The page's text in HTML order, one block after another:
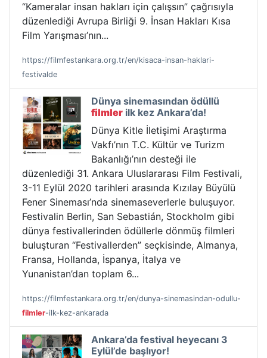
“Kameralar insan hakları için çalışsın” çağrısıyla
düzenlediği Avrupa Birliği 9. İnsan Hakları Kısa
Film Yarışması’nın...
https://filmfestankara.org.tr/en/kisaca-insan-haklari-
festivalde
Dünya sinemasından ödüllü
filmler ilk kez Ankara’da!
Dünya Kitle İletişimi Araştırma
Vakfı’nın T.C. Kültür ve Turizm
Bakanlığı’nın desteği ile
düzenlediği 31. Ankara Uluslararası Film Festivali,
3-11 Eylül 2020 tarihleri arasında Kızılay Büyülü
Fener Sineması’nda sinemaseverlerle buluşuyor.
Festivalin Berlin, San Sebastián, Stockholm gibi
dünya festivallerinden ödüllerle dönmüş filmleri
buluşturan “Festivallerden” seçkisinde, Almanya,
Fransa, Hollanda, İspanya, İtalya ve
Yunanistan’dan toplam 6...
https://filmfestankara.org.tr/en/dunya-sinemasindan-odullu-
filmler-ilk-kez-ankarada
Ankara’da festival heyecanı 3
Eylül’de başlıyor!